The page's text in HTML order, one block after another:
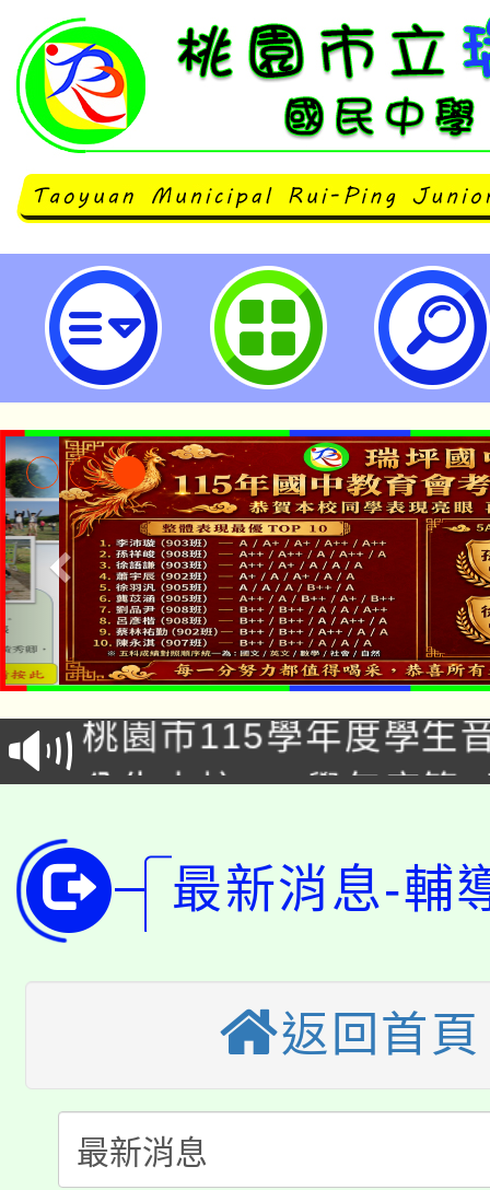
轉知治平高中辦理112學年度均質
區治趣相投多元學習)「2.4學校分
備資源」體驗營-桃園市立瑞坪國民
公告本校115學年度第
代理(課)教師甄選結果(
「2026金融保險知識
車」活動
桃園市115學年度學生
生本土語及新住民語歌
公告本校115學年度第
代理(課)教師甄選結果(
轉知中國文化大學推廣
《TA101》溝通分析基
程，歡迎學生輔導中心
心理、諮商輔導、社會
系所師生報名參加。
轉知苗栗縣政府辦理
縣市「校園短影音徵
門員」簡章及活動海報
踴躍報名參加。
桃園市115學年度學生
「桃園市補助參觀特色
展演活動實施計畫」
115年度「教育部表揚
義教育推展貢獻獎」
公告本校115學年度第
最新消息-輔
返回首頁